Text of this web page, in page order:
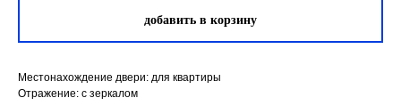
добавить в корзину
Местонахождение двери: для квартиры
Отражение: с зеркалом